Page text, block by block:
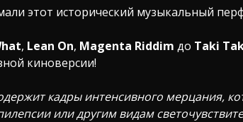
этот исторический музыкальный
, Lean On, Magenta Riddim до Taki
киноверсии!
кадры интенсивного мерцания,
или другим видам